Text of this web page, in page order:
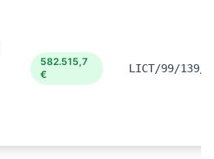
582.515,7
€
LICT/99/139/